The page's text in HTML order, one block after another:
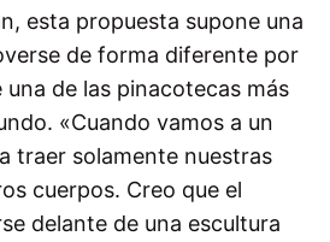
esta propuesta supone una
de forma diferente por
una de las pinacotecas más
«Cuando vamos a un
traer solamente nuestras
cuerpos. Creo que el
delante de una escultura